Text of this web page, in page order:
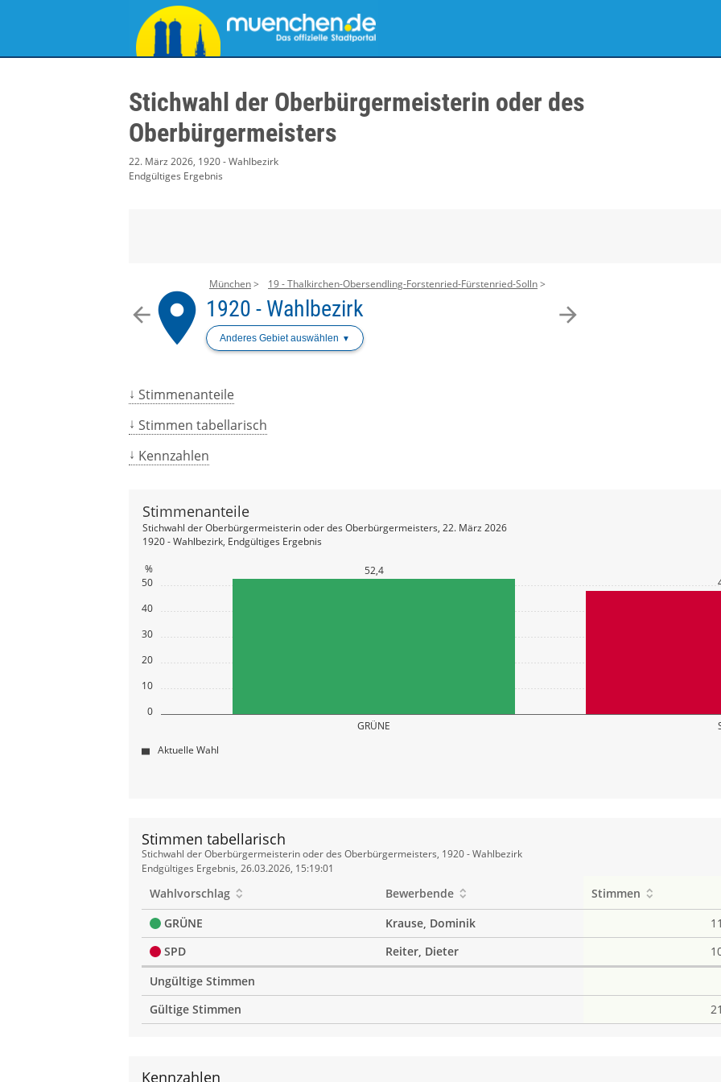
Stichwahl der Oberbürgermeisterin oder des
Oberbürgermeisters
22. März 2026, 1920 - Wahlbezirk
Endgültiges Ergebnis
arrow_back arrow_forward
place
München 19 - Thalkirchen-Obersendling-Forstenried-Fürstenried-Solln
1920 - Wahlbezirk
Anderes Gebiet auswählen
Stimmenanteile
Stimmen tabellarisch
Kennzahlen
0
10
20
30
40
50
%
GRÜNE
52,4
Stimmenanteile
Stichwahl der Oberbürgermeisterin oder des Oberbürgermeisters, 22. März 2026
1920 - Wahlbezirk, Endgültiges Ergebnis
Aktuelle Wahl
Stimmen tabellarisch
Stimmen
tabellarisch
Stichwahl der Oberbürgermeisterin oder des Oberbürgermeisters, 1920 - Wahlbezirk
Endgültiges Ergebnis, 26.03.2026, 15:19:01
Wahlvorschlag Bewerbende Stimmen
GRÜNE
Krause, Dominik
SPD
Reiter, Dieter
Ungültige Stimmen
Gültige Stimmen
Kennzahlen